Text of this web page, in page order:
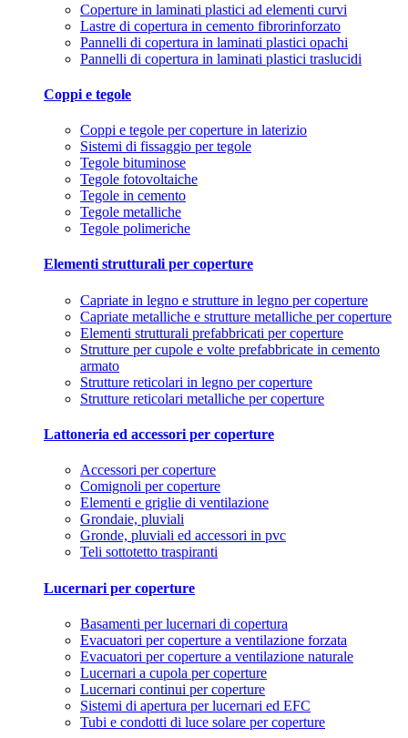
Coperture in laminati plastici ad elementi curvi
Lastre di copertura in cemento fibrorinforzato
Pannelli di copertura in laminati plastici opachi
Pannelli di copertura in laminati plastici traslucidi
Coppi e tegole
Coppi e tegole per coperture in laterizio
Sistemi di fissaggio per tegole
Tegole bituminose
Tegole fotovoltaiche
Tegole in cemento
Tegole metalliche
Tegole polimeriche
Elementi strutturali per coperture
Capriate in legno e strutture in legno per coperture
Capriate metalliche e strutture metalliche per coperture
Elementi strutturali prefabbricati per coperture
Strutture per cupole e volte prefabbricate in cemento
armato
Strutture reticolari in legno per coperture
Strutture reticolari metalliche per coperture
Lattoneria ed accessori per coperture
Accessori per coperture
Comignoli per coperture
Elementi e griglie di ventilazione
Grondaie, pluviali
Gronde, pluviali ed accessori in pvc
Teli sottotetto traspiranti
Lucernari per coperture
Basamenti per lucernari di copertura
Evacuatori per coperture a ventilazione forzata
Evacuatori per coperture a ventilazione naturale
Lucernari a cupola per coperture
Lucernari continui per coperture
Sistemi di apertura per lucernari ed EFC
Tubi e condotti di luce solare per coperture